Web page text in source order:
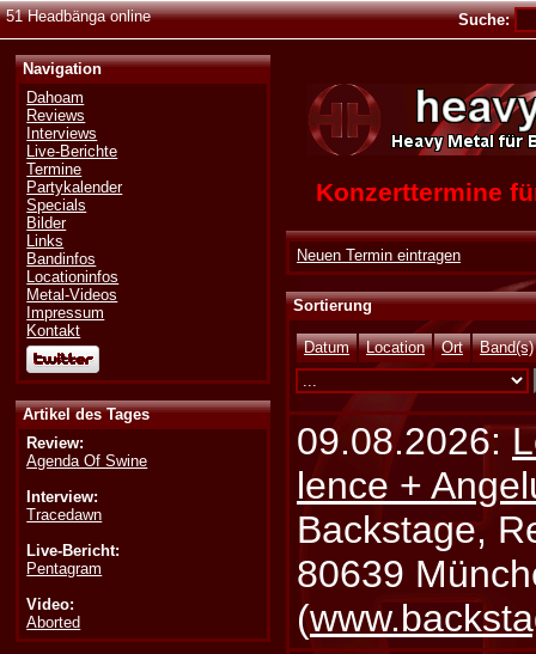
51 Headbänga online Suche:
Navigation
Dahoam
Reviews
Interviews
Live-Berichte
Termine
Partykalender
Specials
Bilder
Links
Bandinfos
Locationinfos
Metal-Videos
Impressum
Kontakt
Artikel des Tages
Review:
Agenda Of Swine
Interview:
Tracedawn
Live-Bericht:
Pentagram
Video:
Aborted
Konzerttermine
Neuen Termin eintragen
Sortierung
Datum Location Ort Band(s)
09.08.2026:
lence +
Backstage,
80639
(